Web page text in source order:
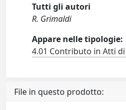
Tutti gli autori
R. Grimaldi
Appare nelle tipologie:
4.01 Contributo in Atti
File in questo prodotto: